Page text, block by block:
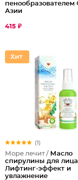
пенообразователем
Азии
415 ₽
(1)
Море лечит / Масло
спирулины для лица
Лифтинг-эффект и
увлажнение